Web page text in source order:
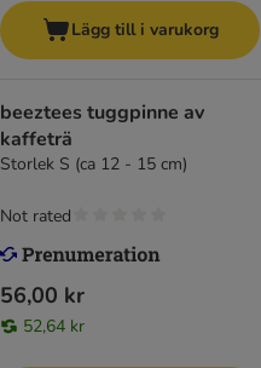
Lägg till i varukorg
beeztees tuggpinne av
kaffeträ
Storlek S (ca 12 - 15 cm)
56,00 kr
52,64 kr
Not rated